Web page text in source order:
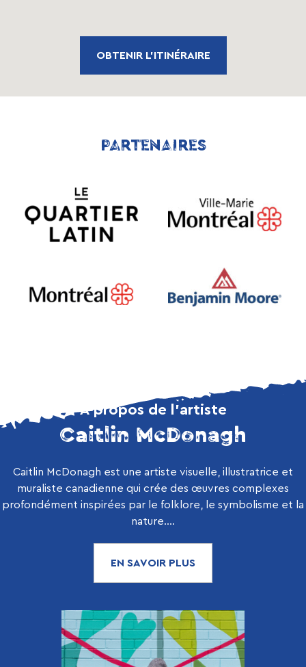
OBTENIR L'ITINÉRAIRE
PARTENAIRES
À propos de l’artiste
Caitlin McDonagh
Caitlin McDonagh est une artiste visuelle, illustratrice et
muraliste canadienne qui crée des œuvres complexes
profondément inspirées par le folklore, le symbolisme et la
nature....
EN SAVOIR PLUS